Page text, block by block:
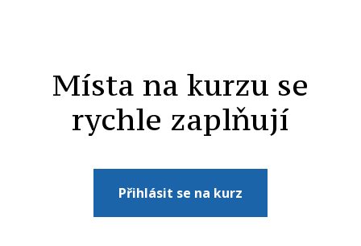
Místa na kurzu se
rychle zaplňují
Přihlásit se na kurz